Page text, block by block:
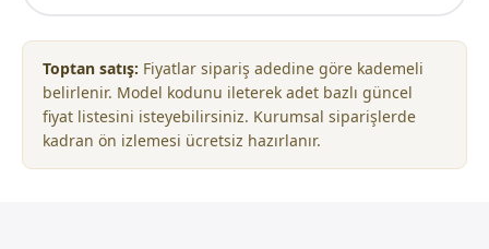
Toptan satış: Fiyatlar sipariş adedine göre kademeli
belirlenir. Model kodunu ileterek adet bazlı güncel
fiyat listesini isteyebilirsiniz. Kurumsal siparişlerde
kadran ön izlemesi ücretsiz hazırlanır.